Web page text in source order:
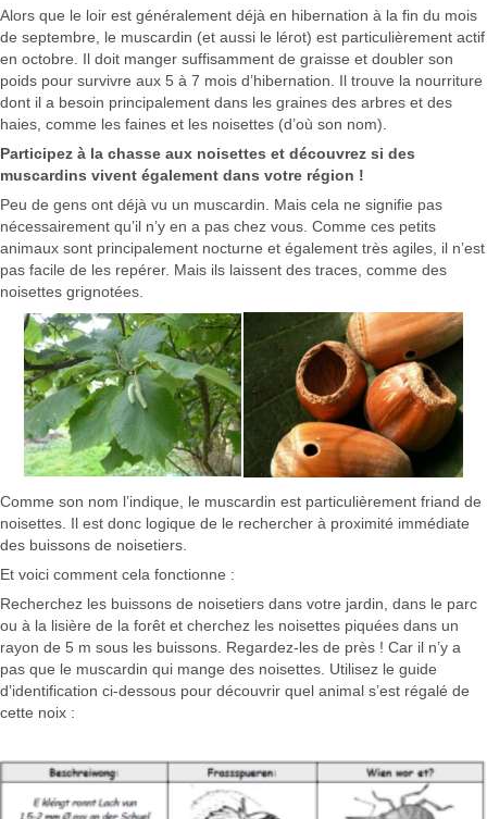
Alors que le loir est généralement déjà en hibernation à la fin du mois
de septembre, le muscardin (et aussi le lérot) est particulièrement actif
en octobre. Il doit manger suffisamment de graisse et doubler son
poids pour survivre aux 5 à 7 mois d’hibernation. Il trouve la nourriture
dont il a besoin principalement dans les graines des arbres et des
haies, comme les faines et les noisettes (d’où son nom).
Participez à la chasse aux noisettes et découvrez si des
muscardins vivent également dans votre région !
Peu de gens ont déjà vu un muscardin. Mais cela ne signifie pas
nécessairement qu’il n’y en a pas chez vous. Comme ces petits
animaux sont principalement nocturne et également très agiles, il n’est
pas facile de les repérer. Mais ils laissent des traces, comme des
noisettes grignotées.
Comme son nom l’indique, le muscardin est particulièrement friand de
noisettes. Il est donc logique de le rechercher à proximité immédiate
des buissons de noisetiers.
Et voici comment cela fonctionne :
Recherchez les buissons de noisetiers dans votre jardin, dans le parc
ou à la lisière de la forêt et cherchez les noisettes piquées dans un
rayon de 5 m sous les buissons. Regardez-les de près ! Car il n’y a
pas que le muscardin qui mange des noisettes. Utilisez le guide
d’identification ci-dessous pour découvrir quel animal s’est régalé de
cette noix :